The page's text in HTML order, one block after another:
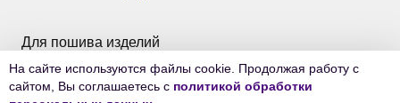
Для пошива изделий
Все ткани Тейково
На сайте используются файлы cookie. Продолжая работу с
сайтом, Вы соглашаетесь с политикой обработки